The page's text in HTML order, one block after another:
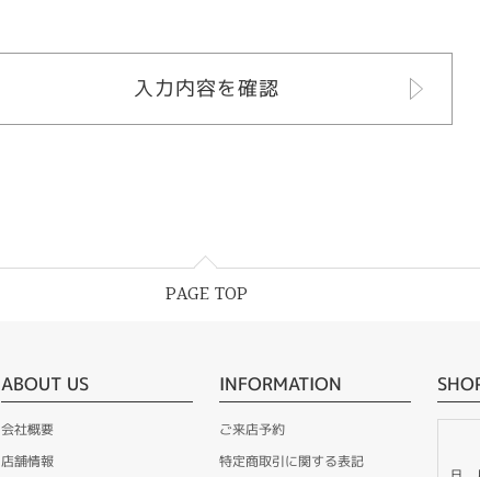
PAGE TOP
ABOUT US
会社概要
店舗情報
INFORMATION
ご来店予約
特定商取引に関する表記